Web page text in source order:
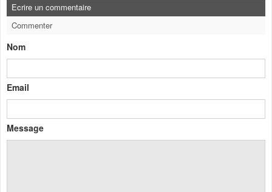
Ecrire un commentaire
Commenter
Nom
Email
Message